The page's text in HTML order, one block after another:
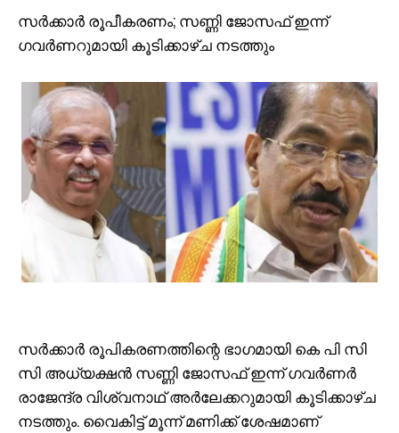
സർക്കാർ രൂപീകരണം; സണ്ണി ജോസഫ് ഇന്ന്
ഗവർണറുമായി കൂടിക്കാഴ്ച നടത്തും
സർക്കാർ രൂപികരണത്തിന്റെ ഭാഗമായി കെ പി സി
സി അധ്യക്ഷൻ സണ്ണി ജോസഫ് ഇന്ന് ഗവർണർ
രാജേന്ദ്ര വിശ്വനാഥ് അർലേക്കറുമായി കൂടിക്കാഴ്ച
നടത്തും. വൈകിട്ട് മൂന്ന് മണിക്ക് ശേഷമാണ്